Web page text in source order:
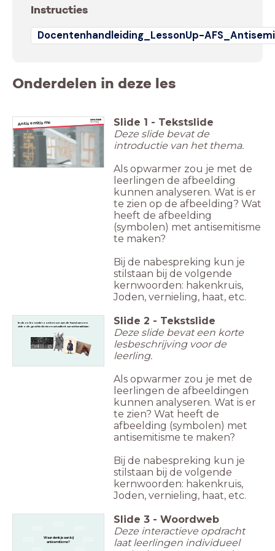
Instructies
Docentenhandleiding_LessonUp-
Onderdelen in deze les
Antisemitisme Slide 1 - Tekstslide
Deze slide bevat de
introductie van het thema.
Als opwarmer zou je met de
leerlingen de afbeelding
kunnen analyseren. Wat is er
te zien op de afbeelding? Wat
heeft de afbeelding
(symbolen) met antisemitisme
te maken?
Bij de nabespreking kun je
stilstaan bij de volgende
kernwoorden: hakenkruis,
Joden, vernieling, haat, etc.
In deze les onderzoeken we aan de hand van een
videode geschiedenis en actualiteit van antisemitisme. Slide 2 - Tekstslide
Deze slide bevat een korte
lesbeschrijving voor de
leerling.
Als opwarmer zou je met de
leerlingen de afbeeldingen
kunnen analyseren. Wat is er
te zien? Wat heeft de
afbeelding (symbolen) met
antisemitisme te maken?
Bij de nabespreking kun je
stilstaan bij de volgende
kernwoorden: hakenkruis,
Joden, vernieling, haat, etc.
Waar denk je aan bij
antisemitisme?
Slide 3 - Woordweb
Deze interactieve opdracht
laat leerlingen individueel